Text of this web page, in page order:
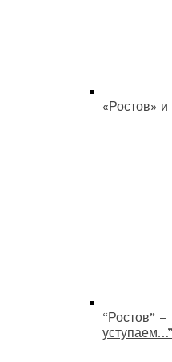
«Ростов»
“Ростов”
уступаем…”